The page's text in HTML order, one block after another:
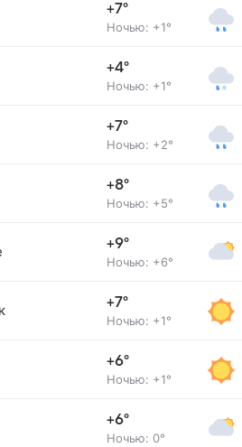
+7°
Ночью: +1°
+4°
Ночью: +1°
+7°
Ночью: +2°
+8°
Ночью: +5°
+9°
Ночью: +6°
+7°
Ночью: +1°
+6°
Ночью: +1°
+6°
Ночью: 0°